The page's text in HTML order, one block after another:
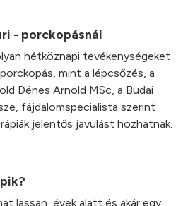
- porckopásnál
hétköznapi tevékenységeket
mint a lépcsőzés, a
Dénes Arnold MSc, a Budai
fájdalomspecialista szerint
jelentős javulást hozhatnak.
lassan, évek alatt és akár egy